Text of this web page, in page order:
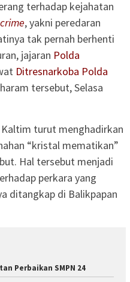
terhadap kejahatan
, yakni peredaran
tak pernah berhenti
jajaran Polda
Ditresnarkoba Polda
tersebut, Selasa
turut menghadirkan
“kristal mematikan”
Hal tersebut menjadi
perkara yang
ditangkap di Balikpapan
Perbaikan SMPN 24